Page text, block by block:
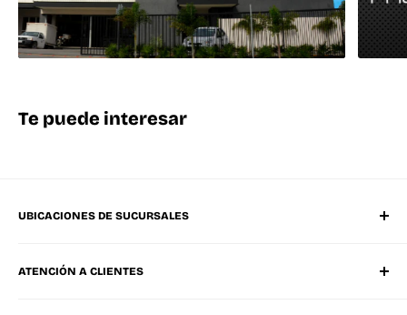
Te puede interesar
UBICACIONES DE SUCURSALES
Mérida Sucursal Oriente
ATENCIÓN A CLIENTES